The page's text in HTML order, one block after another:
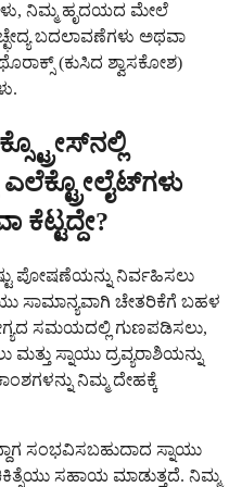
ನಿಮ್ಮ ಹೃದಯದ ಮೇಲೆ
ಬದಲಾವಣೆಗಳು ಅಥವಾ
(ಕುಸಿದ ಶ್ವಾಸಕೋಶ)
ಪೋಷಣೆಯನ್ನು ನಿರ್ವಹಿಸಲು
ಸಾಮಾನ್ಯವಾಗಿ ಚೇತರಿಕೆಗೆ ಬಹಳ
ಸಮಯದಲ್ಲಿ ಗುಣಪಡಿಸಲು,
ಸ್ನಾಯು ದ್ರವ್ಯರಾಶಿಯನ್ನು
ನಿಮ್ಮ ದೇಹಕ್ಕೆ
ಸಂಭವಿಸಬಹುದಾದ ಸ್ನಾಯು
ಸಹಾಯ ಮಾಡುತ್ತದೆ. ನಿಮ್ಮ